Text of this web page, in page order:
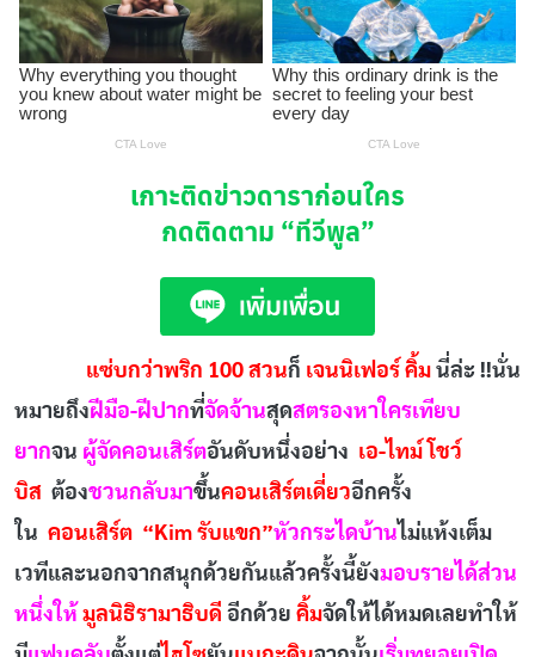
เกาะติดข่าวดาราก่อนใคร
กดติดตาม “ทีวีพูล”
แซ่บกว่าพริก 100 สวนก็ เจนนิเฟอร์ คิ้ม นี่ล่ะ !!นั่น
หมายถึงฝีมือ-ฝีปากที่จัดจ้านสุดสตรองหาใครเทียบ
ยากจน ผู้จัดคอนเสิร์ตอันดับหนึ่งอย่าง เอ-ไทม์ โชว์
บิส ต้องชวนกลับมาขึ้นคอนเสิร์ตเดี่ยวอีกครั้ง
ใน คอนเสิร์ต “Kim รับแขก”หัวกระไดบ้านไม่แห้งเต็ม
เวทีและนอกจากสนุกด้วยกันแล้วครั้งนี้ยังมอบรายได้ส่วน
หนึ่งให้ มูลนิธิรามาธิบดี อีกด้วย คิ้มจัดให้ได้หมดเลยทำให้